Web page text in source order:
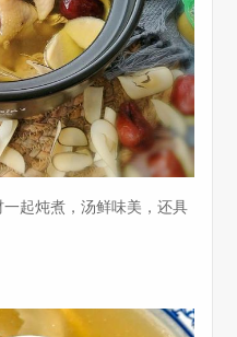
起炖煮，汤鲜味美，还具